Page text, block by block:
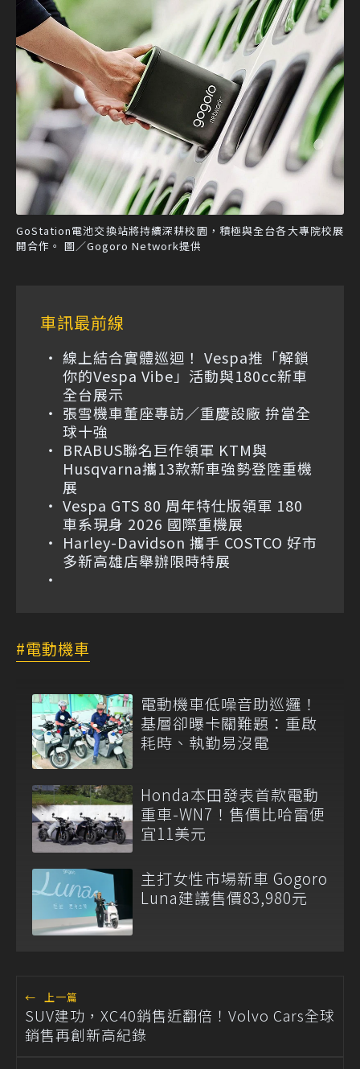
GoStation電池交換站將持續深耕校園，積極與全台各大專院校展
開合作。 圖／Gogoro Network提供
車訊最前線
線上結合實體巡迴！ Vespa推「解鎖
你的Vespa Vibe」活動與180cc新車
全台展示
張雪機車董座專訪／重慶設廠 拚當全
球十強
BRABUS聯名巨作領軍 KTM與
Husqvarna攜13款新車強勢登陸重機
展
Vespa GTS 80 周年特仕版領軍 180
車系現身 2026 國際重機展
Harley-Davidson 攜手 COSTCO 好市
多新高雄店舉辦限時特展
電動機車
電動機車低噪音助巡邏！
基層卻曝卡關難題：重啟
耗時、執勤易沒電
Honda本田發表首款電動
重車-WN7！售價比哈雷便
宜11美元
主打女性市場新車 Gogoro
Luna建議售價83,980元
← 上一篇
SUV建功，XC40銷售近翻倍！Volvo Cars全球
銷售再創新高紀錄